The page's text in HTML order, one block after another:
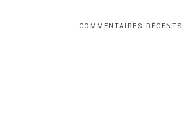
COMMENTAIRES RÉCENTS